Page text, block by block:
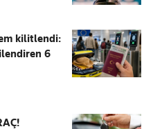
kilitlendi:
6